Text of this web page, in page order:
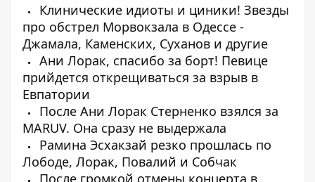
Клинические идиоты и циники! Звезды
про обстрел Морвокзала в Одессе -
Джамала, Каменских, Суханов и другие
Ани Лорак, спасибо за борт! Певице
прийдется открещиваться за взрыв в
Евпатории
После Ани Лорак Стерненко взялся за
MARUV. Она сразу не выдержала
Рамина Эсхакзай резко прошлась по
Лободе, Лорак, Повалий и Собчак
После громкой отмены концерта в